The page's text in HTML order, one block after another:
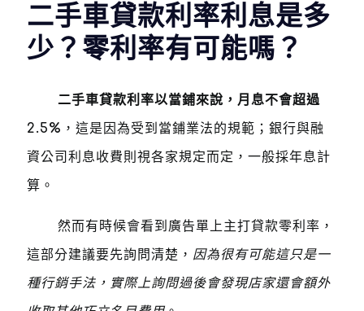
二手車貸款利率利息是多
少？零利率有可能嗎？
二手車貸款利率以當鋪來說，月息不會超過
2.5% ，這是因為受到當鋪業法的規範；銀行與融
資公司利息收費則視各家規定而定，一般採年息計
算。
然而有時候會看到廣告單上主打貸款零利率，
這部分建議要先詢問清楚， 因為很有可能這只是一
種行銷手法，實際上詢問過後會發現店家還會額外